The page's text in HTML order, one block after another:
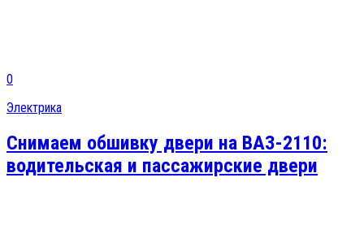
0
Электрика
Снимаем обшивку двери на ВАЗ-2110:
водительская и пассажирские двери